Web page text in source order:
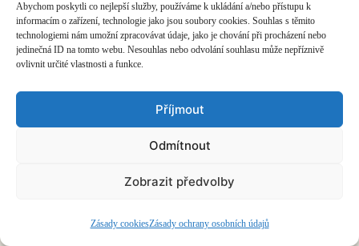
Abychom poskytli co nejlepší služby, používáme k ukládání a/nebo přístupu k
informacím o zařízení, technologie jako jsou soubory cookies. Souhlas s těmito
technologiemi nám umožní zpracovávat údaje, jako je chování při procházení nebo
jedinečná ID na tomto webu. Nesouhlas nebo odvolání souhlasu může nepříznivě
ovlivnit určité vlastnosti a funkce.
Příjmout
Odmítnout
Zobrazit předvolby
Zásady cookiesZásady ochrany osobních údajů
Facebook
Bandcamp
Mail
založeno 2001 | Kontaktujte nás: